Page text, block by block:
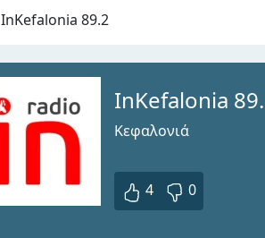
InKefalonia 89.2
InKefalonia
Κεφαλονιά
4 0